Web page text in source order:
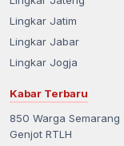
Lingkar Jatim
Lingkar Jabar
Lingkar Jogja
Kabar Terbaru
850 Warga
Genjot RTLH